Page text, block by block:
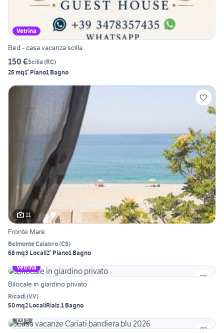
Vetrina
Bed - casa vacanza scilla
150 €Scilla (RC)
25 mq1° Piano1 Bagno
11
Fronte Mare
Belmonte Calabro(CS)
68 mq3 Locali2° Piano1 Bagno
Vetrina
Bilocale in giardino privato
Ricadi(VV)
50 mq2 LocaliRialz.1 Bagno
6